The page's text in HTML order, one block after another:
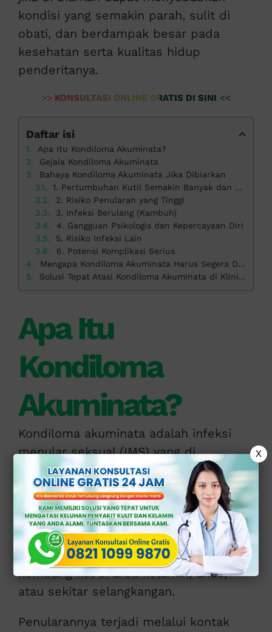
kondisi yang semakin parah, sulit di
obati, dan berdampak besar pada
kesehatan serta kualitas hidup
penderitanya.
>> KONSULTASI ONLINE GRATIS DI SINI <<
Daftar isi
Apa Itu Kondiloma Akuminata?
Gejala Kondiloma Akuminata
Bahaya Kondiloma Akuminata Jika Dibiarkan
1. Pertumbuhan Kutil Semakin Banyak dan Besar
2. Risiko Penularan yang Tinggi
3. Infeksi Berulang (Kambuh)
4. Gangguan Psikologis dan Kepercayaan Diri
5. Risiko Infeksi Lain
6. Potensi Komplikasi Serius
Mengapa Kondiloma Akuminata Harus Segera Diobati?
Solusi Tepat Atasi Kondiloma Akuminata di Klinik Apollo
Apa Itu
Kondiloma
Akuminata?
Kondiloma akuminata adalah infeksi
menular seksual (IMS) yang di
sebabkan olehHuman Papilloma Virus
HPV), terutama tipeHPV(human
papilloma virus) risiko rendah.
Penyakit ini di tandai dengan
munculnya benjolan kecil seperti
kembang kol di area kelamin, anus,
atau sekitar selangkangan.
Penularannya terjadi melalui kontak
X